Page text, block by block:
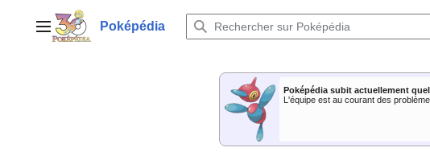
contenuMenu principalPoképédia
Poképédia subit actuellement
L'équipe est au courant des